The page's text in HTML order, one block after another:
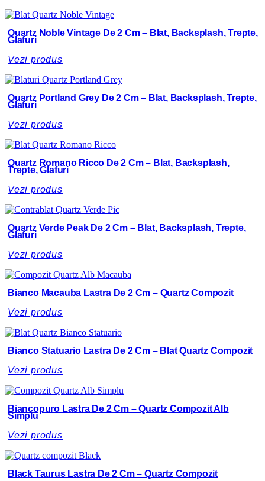
Quartz Noble Vintage De 2 Cm – Blat, Backsplash, Trepte,
Glafuri
Vezi produs
Quartz Portland Grey De 2 Cm – Blat, Backsplash, Trepte,
Glafuri
Vezi produs
Quartz Romano Ricco De 2 Cm – Blat, Backsplash,
Trepte, Glafuri
Vezi produs
Quartz Verde Peak De 2 Cm – Blat, Backsplash, Trepte,
Glafuri
Vezi produs
Bianco Macauba Lastra De 2 Cm – Quartz Compozit
Vezi produs
Bianco Statuario Lastra De 2 Cm – Blat Quartz Compozit
Vezi produs
Biancopuro Lastra De 2 Cm – Quartz Compozit Alb
Simplu
Vezi produs
Black Taurus Lastra De 2 Cm – Quartz Compozit